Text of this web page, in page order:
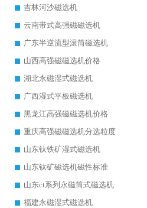
吉林河沙磁选机
云南带式高强磁磁选机
广东半逆流型滚筒磁选机
山西高强磁磁选机价格
湖北永磁湿式磁选机
广西湿式平板磁选机
黑龙江高强磁磁选机价格
重庆高强磁磁选机分选粒度
山东钛铁矿湿式磁选机
山东钛矿磁选机磁性标准
山东ct系列永磁筒式磁选机
福建永磁湿式磁选机